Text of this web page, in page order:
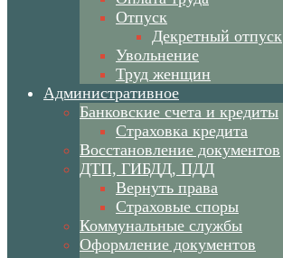
Отпуск
Декретный отпуск
Увольнение
Труд женщин
Административное
Банковские счета и кредиты
Страховка кредита
Восстановление документов
ДТП, ГИБДД, ПДД
Вернуть права
Страховые споры
Коммунальные службы
Оформление документов